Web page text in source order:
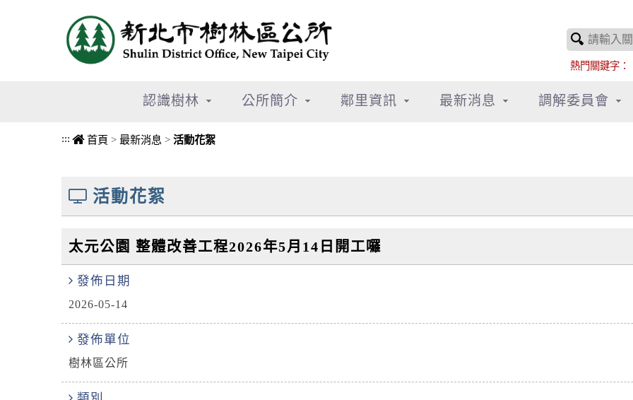
熱門關鍵字：
認識樹林 公所簡介 鄰里資訊 最新消息 調解委員會
::: 首頁 > 最新消息 > 活動花絮
活動花絮
太元公園 整體改善工程2026年5月14日開工囉
發佈日期
2026-05-14
發佈單位
樹林區公所